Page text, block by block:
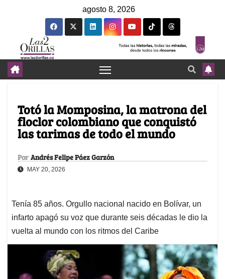
agosto 8, 2026
Totó la Momposina, la matrona del
floclor colombiano que conquistó
las tarimas de todo el mundo
Por Andrés Felipe Páez Garzón
MAY 20, 2026
Tenía 85 años. Orgullo nacional nacido en Bolívar, un
infarto apagó su voz que durante seis décadas le dio la
vuelta al mundo con los ritmos del Caribe